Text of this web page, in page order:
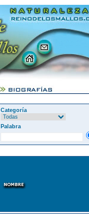
Categoría
Palabra